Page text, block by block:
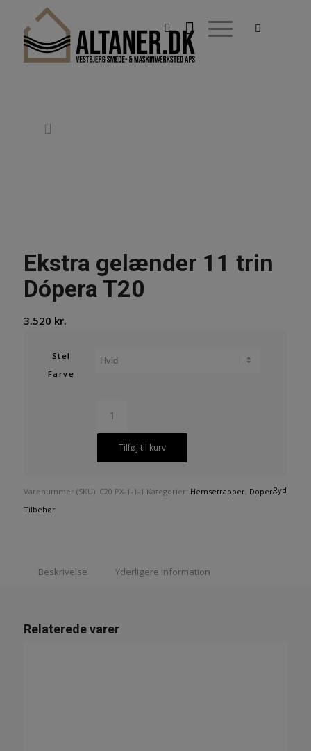
Ekstra gelænder 11 trin
Dópera T20
3.520 kr.
Stel
Farve
Ryd
Tilføj til kurv
Varenummer (SKU): C20 PX-1-1-1 Kategorier: Hemsetrapper, Dopera
Tilbehør
Beskrivelse Yderligere information
Relaterede varer